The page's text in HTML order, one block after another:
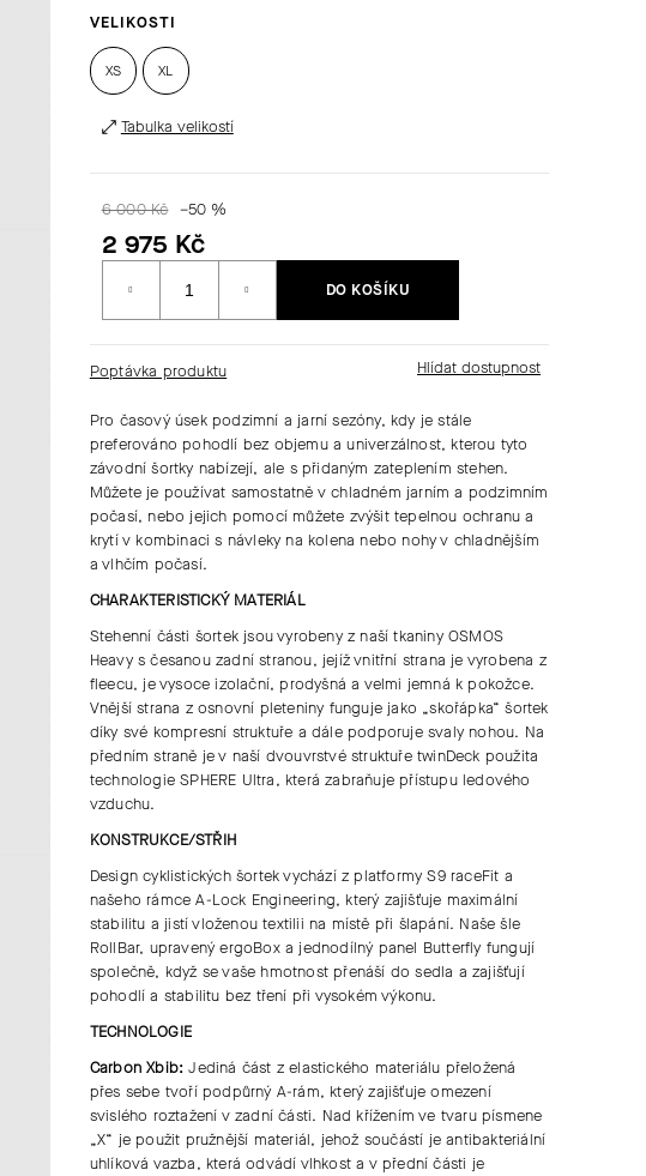
VELIKOSTI
XS XL
Tabulka velikostí
6 000 Kč –50 %
2 975 Kč
cena:
DO KOŠÍKU
Poptávka produktu
Pro časový úsek podzimní a jarní sezóny, kdy je stále
preferováno pohodlí bez objemu a univerzálnost, kterou tyto
závodní šortky nabízejí, ale s přidaným zateplením stehen.
Můžete je používat samostatně v chladném jarním a podzimním
počasí, nebo jejich pomocí můžete zvýšit tepelnou ochranu a
krytí v kombinaci s návleky na kolena nebo nohy v chladnějším
a vlhčím počasí.
CHARAKTERISTICKÝ MATERIÁL
Stehenní části šortek jsou vyrobeny z naší tkaniny OSMOS
Heavy s česanou zadní stranou, jejíž vnitřní strana je vyrobena z
fleecu, je vysoce izolační, prodyšná a velmi jemná k pokožce.
Vnější strana z osnovní pleteniny funguje jako „skořápka“ šortek
díky své kompresní struktuře a dále podporuje svaly nohou. Na
předním straně je v naší dvouvrstvé struktuře twinDeck použita
technologie SPHERE Ultra, která zabraňuje přístupu ledového
vzduchu.
KONSTRUKCE/STŘIH
Design cyklistických šortek vychází z platformy S9 raceFit a
našeho rámce A-Lock Engineering, který zajišťuje maximální
stabilitu a jistí vloženou textilii na místě při šlapání. Naše šle
RollBar, upravený ergoBox a jednodílný panel Butterfly fungují
společně, když se vaše hmotnost přenáší do sedla a zajišťují
pohodlí a stabilitu bez tření při vysokém výkonu.
TECHNOLOGIE
Carbon Xbib: Jediná část z elastického materiálu přeložená
přes sebe tvoří podpůrný A-rám, který zajišťuje omezení
svislého roztažení v zadní části. Nad křížením ve tvaru písmene
„X“ je použit pružnější materiál, jehož součástí je antibakteriální
uhlíková vazba, která odvádí vlhkost a v přední části je